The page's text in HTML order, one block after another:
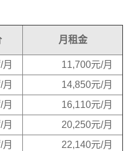
月租金
11,700元/月
14,850元/月
16,110元/月
20,250元/月
22,140元/月